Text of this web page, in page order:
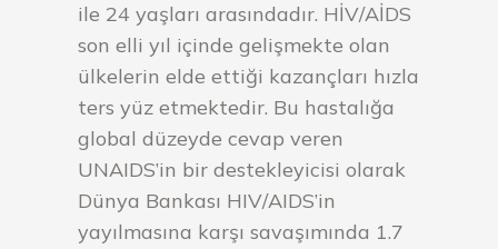
ile 24 yaşları arasındadır. HİV/AİDS
son elli yıl içinde gelişmekte olan
ülkelerin elde ettiği kazançları hızla
ters yüz etmektedir. Bu hastalığa
global düzeyde cevap veren
UNAIDS’in bir destekleyicisi olarak
Dünya Bankası HIV/AIDS’in
yayılmasına karşı savaşımında 1.7